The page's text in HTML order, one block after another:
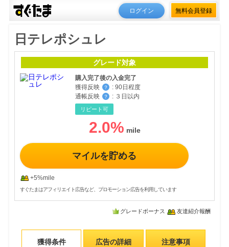
ログイン 無料会員登録
日テレポシュレ
グレード対象
購入完了後の入金完了
獲得反映
？ : 90日程度
通帳反映
？ : ３日以内
リピート可
2.0%
マイルを貯める
+5%mile
すぐたまはアフィリエイト広告など、プロモーション広告を利用しています
グレードボーナス 友達紹介報酬
獲得条件 広告の詳細 注意事項